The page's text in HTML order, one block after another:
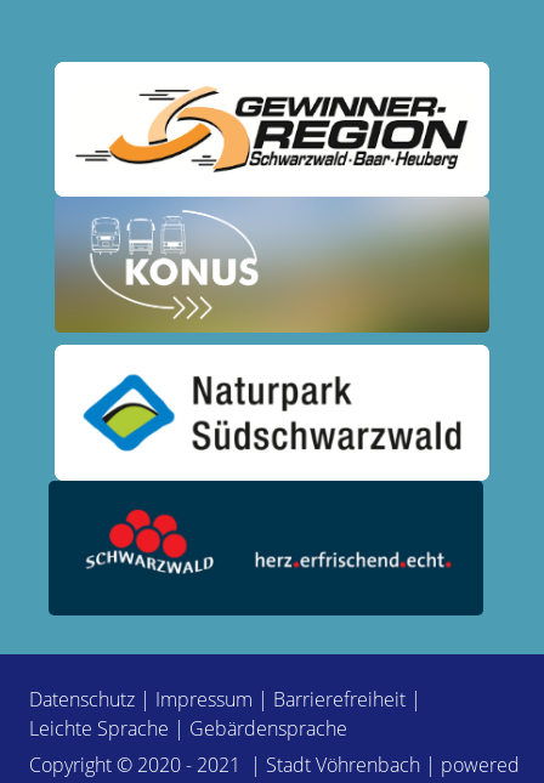
Datenschutz | Impressum | Barrierefreiheit |
Leichte Sprache | Gebärdensprache
Copyright © 2020 - 2021 | Stadt Vöhrenbach | powered